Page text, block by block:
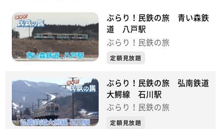
ぶらり！民鉄の旅 青い森鉄
道 八戸駅
ぶらり！民鉄の旅
定額見放題
ぶらり！民鉄の旅 弘南鉄道
大鰐線 石川駅
ぶらり！民鉄の旅
定額見放題